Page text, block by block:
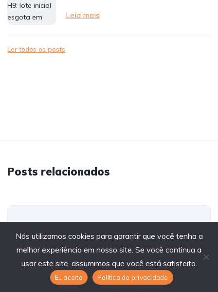
Leia mais
Ler todos os posts
Posts relacionados
Nós utilizamos cookies para garantir que você tenha a
melhor experiência em nosso site. Se você continua a
usar este site, assumimos que você está satisfeito.
Eu aceito Política de privacidade